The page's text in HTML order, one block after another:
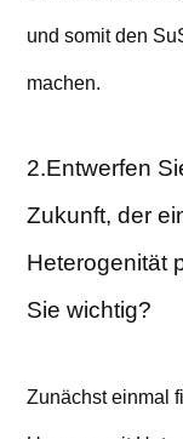
und somit den
machen.
2.Entwerfen
Zukunft, der
Heterogenität
Sie wichtig?
Zunächst einmal